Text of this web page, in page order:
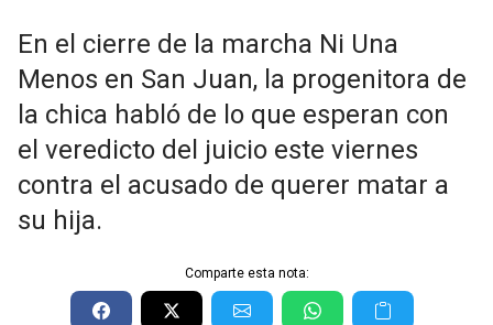
En el cierre de la marcha Ni Una
Menos en San Juan, la progenitora de
la chica habló de lo que esperan con
el veredicto del juicio este viernes
contra el acusado de querer matar a
su hija.
Comparte esta nota: